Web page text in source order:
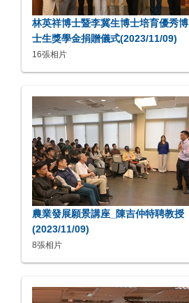
林英祥博士暨李冀生博士培育優秀博
士生獎學金捐贈儀式(2023/11/09)
16張相片
農業發展願景講座_陳吉仲特聘教授
(2023/11/09)
8張相片